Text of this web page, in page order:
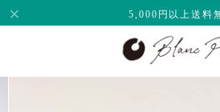
5,000円以上送料